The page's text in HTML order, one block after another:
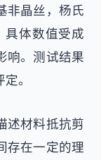
非晶丝，杨氏
具体数值受成
响。测试结果
。
述材料抵抗剪
存在一定的理